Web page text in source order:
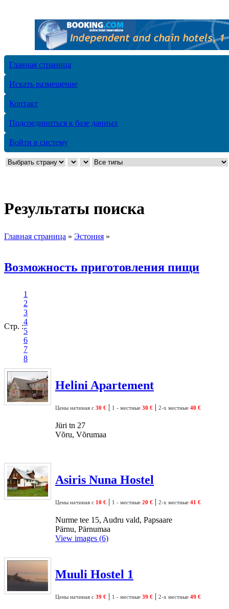
Главная страница
Искать размещение
Контакт
Подсоединиться к базе данных
Войти в систему
Результаты поиска
Главная страница » Эстония »
Возможность приготовления пищи
Стр. :
1
2
3
4
5
6
7
8
Helini Apartement
Цены начиная с 30 € | 1 - местные 30 € | 2-х местные 40 €
Jüri tn 27
Võru, Võrumaa
Asiris Nuna Hostel
Цены начиная с 10 € | 1 - местные 20 € | 2-х местные 41 €
Nurme tee 15, Audru vald, Papsaare
Pärnu, Pärnumaa
View images (6)
Muuli Hostel 1
Цены начиная с 39 € | 1 - местные 39 € | 2-х местные 49 €